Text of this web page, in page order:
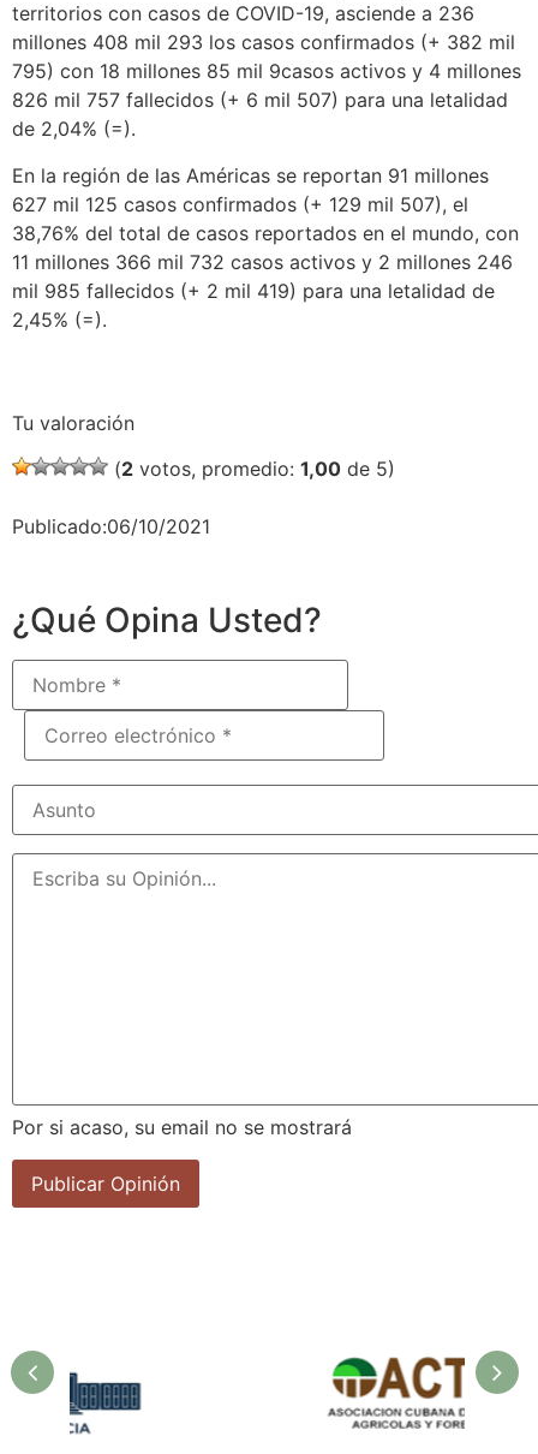
territorios con casos de COVID-19, asciende a 236
millones 408 mil 293 los casos confirmados (+ 382 mil
795) con 18 millones 85 mil 9casos activos y 4 millones
826 mil 757 fallecidos (+ 6 mil 507) para una letalidad
de 2,04% (=).
En la región de las Américas se reportan 91 millones
627 mil 125 casos confirmados (+ 129 mil 507), el
38,76% del total de casos reportados en el mundo, con
11 millones 366 mil 732 casos activos y 2 millones 246
mil 985 fallecidos (+ 2 mil 419) para una letalidad de
2,45% (=).
Tu valoración
(2 votos, promedio: 1,00 de 5)
Publicado:06/10/2021
¿Qué Opina Usted?
Por si acaso, su email no se mostrará